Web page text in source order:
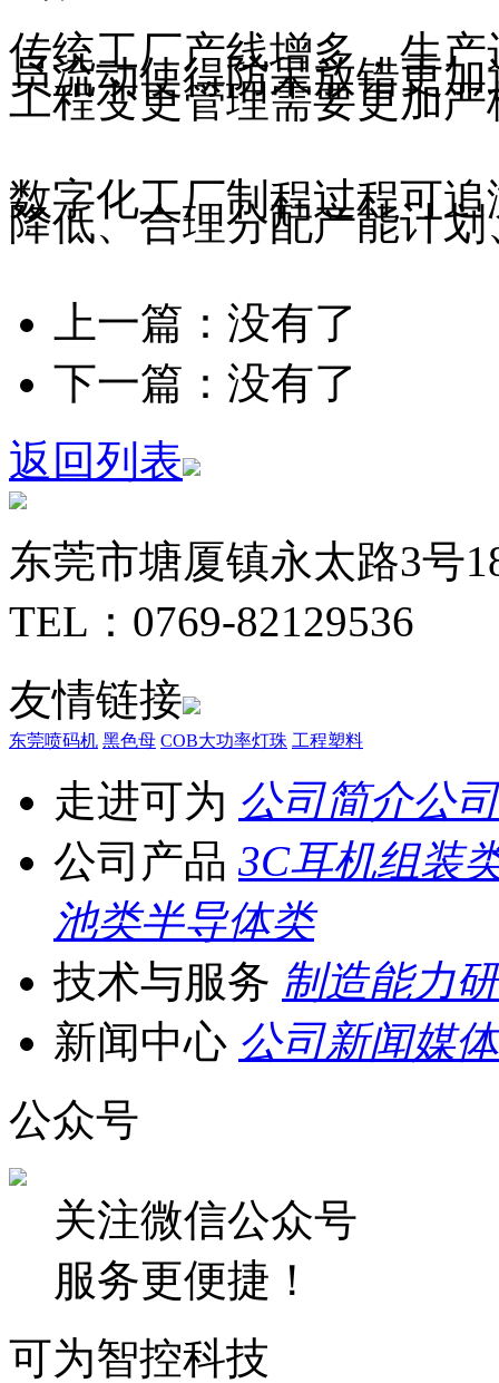
传统工厂产线增多，生
员流动使得防呆放错更
工程变更管理需要更加严
数字化工厂制程过程可
降低、合理分配产能计
上一篇：没有了
下一篇：没有了
返回列表
东莞市塘厦镇永太路3号
TEL：0769-82129536
友情链接
东莞喷码机 黑色母 COB大功率灯珠 工程塑料
走进可为 公司简介公
公司产品 3C耳机组装
池类半导体类
技术与服务 制造能力
新闻中心 公司新闻媒
公众号
关注微信公众号
服务更便捷！
可为智控科技